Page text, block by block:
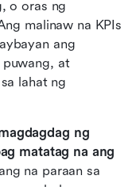
o oras ng
malinaw na KPIs
ang
at
lahat ng
ng
matatag na ang
na paraan sa